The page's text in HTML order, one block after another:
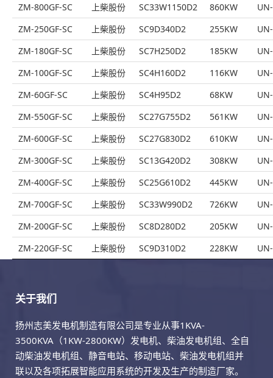
ZM-800GF-SC
上柴股份 SC33W1150D2 860KW
ZM-250GF-SC
上柴股份 SC9D340D2 255KW
ZM-180GF-SC
上柴股份 SC7H250D2 185KW
ZM-100GF-SC
上柴股份 SC4H160D2 116KW
ZM-60GF-SC
上柴股份 SC4H95D2 68KW
ZM-550GF-SC
上柴股份 SC27G755D2 561KW
ZM-600GF-SC
上柴股份 SC27G830D2 610KW
ZM-300GF-SC
上柴股份 SC13G420D2 308KW
ZM-400GF-SC
上柴股份 SC25G610D2 445KW
ZM-700GF-SC
上柴股份 SC33W990D2 726KW
ZM-200GF-SC
上柴股份 SC8D280D2 205KW
ZM-220GF-SC
上柴股份 SC9D310D2 228KW
关于我们
扬州志美发电机制造有限公司是专业从事1KVA-
3500KVA（1KW-2800KW）发电机、柴油发电机组、全自
动柴油发电机组、静音电站、移动电站、柴油发电机组并
联以及各项拓展智能应用系统的开发及生产的制造厂家。